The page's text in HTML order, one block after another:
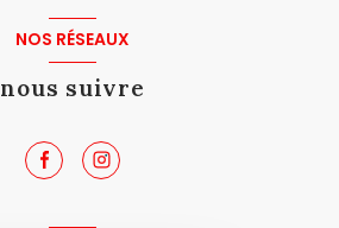
NOS RÉSEAUX
nous suivre